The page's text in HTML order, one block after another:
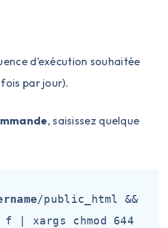
d’exécution souhaitée
par jour).
, saisissez quelque
/public_html &&
| xargs chmod 644